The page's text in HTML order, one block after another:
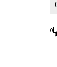
0